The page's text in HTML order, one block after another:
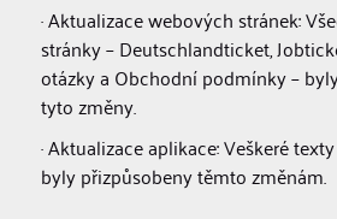
· Aktualizace webových stránek:
stránky – Deutschlandticket,
otázky a Obchodní podmínky –
tyto změny.
· Aktualizace aplikace: Veškeré
byly přizpůsobeny těmto změnám.